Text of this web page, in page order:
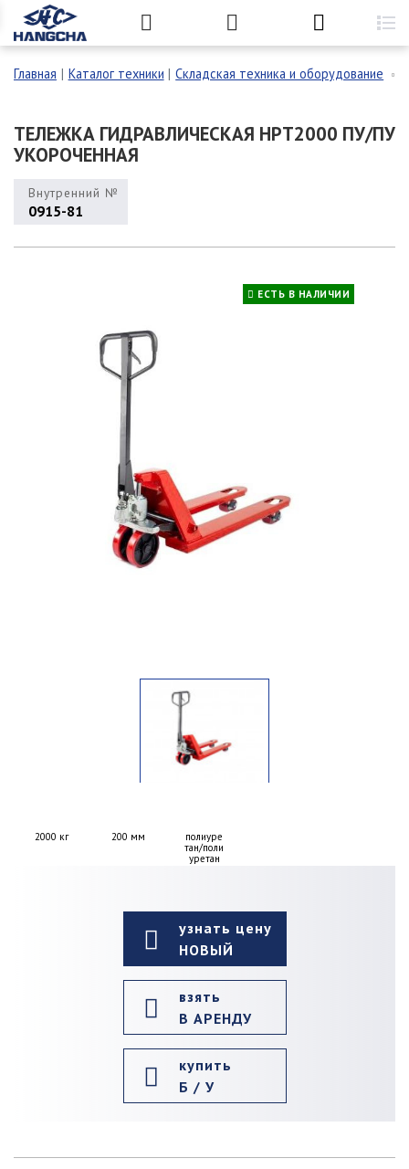
Главная Каталог техники Складская техника и оборудование
ТЕЛЕЖКА ГИДРАВЛИЧЕСКАЯ HPT2000 ПУ/ПУ
УКОРОЧЕННАЯ
Внутренний №
0915-81
ЕСТЬ В НАЛИЧИИ
2000 кг 200 мм
полиуре
тан/поли
уретан
узнать цену
НОВЫЙ
взять
В АРЕНДУ
купить
Б / У